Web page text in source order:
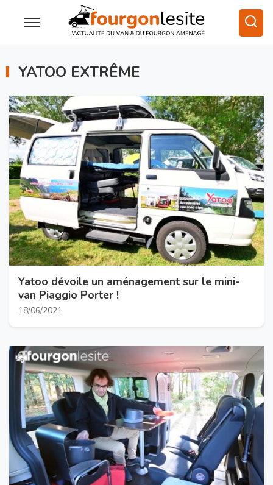
YATOO EXTRÊME
Yatoo dévoile un aménagement sur le mini-
van Piaggio Porter !
18/06/2021